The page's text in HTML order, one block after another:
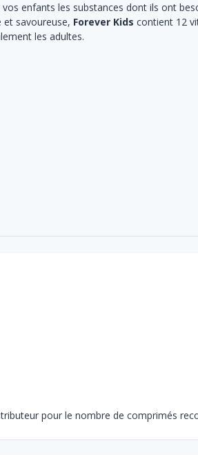
vos enfants les substances dont ils ont
et savoureuse, Forever Kids contient 12
les adultes.
pour le nombre de comprimés